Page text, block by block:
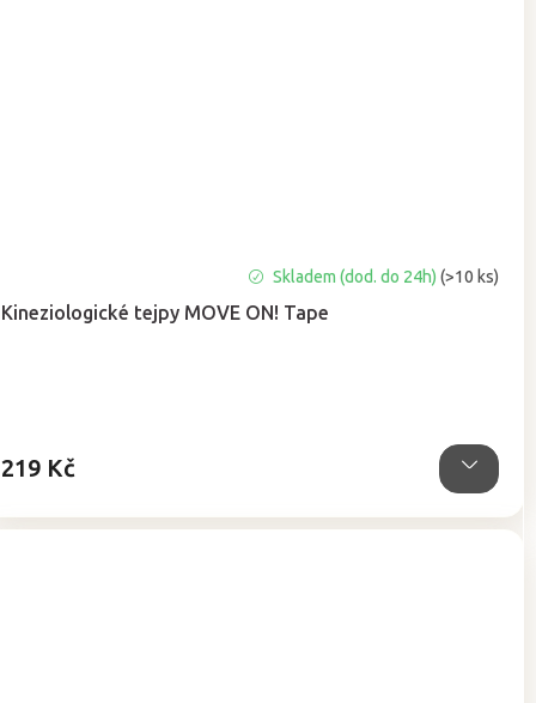
Kineziologické tejpy MOVE ON! Tape
hodnocení
produktu
Skladem (dod. do 24h)(>10 ks)
219 Kč